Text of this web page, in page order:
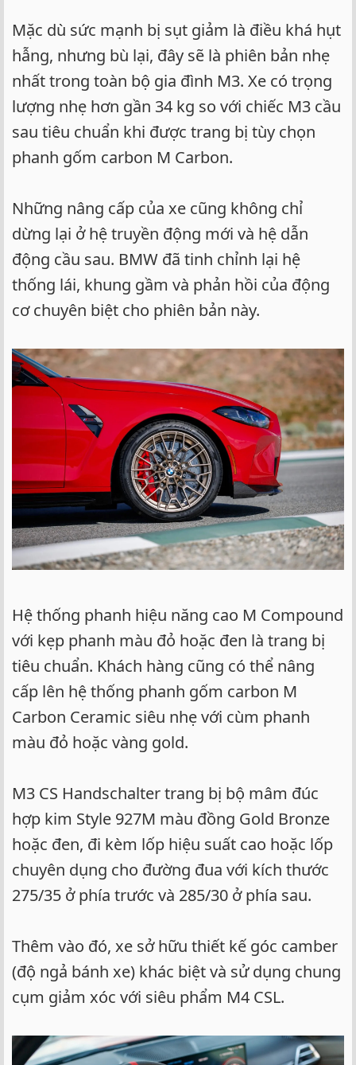
Mặc dù sức mạnh bị sụt giảm là điều khá hụt
hẫng, nhưng bù lại, đây sẽ là phiên bản nhẹ
nhất trong toàn bộ gia đình M3. Xe có trọng
lượng nhẹ hơn gần 34 kg so với chiếc M3 cầu
sau tiêu chuẩn khi được trang bị tùy chọn
phanh gốm carbon M Carbon.
Những nâng cấp của xe cũng không chỉ
dừng lại ở hệ truyền động mới và hệ dẫn
động cầu sau. BMW đã tinh chỉnh lại hệ
thống lái, khung gầm và phản hồi của động
cơ chuyên biệt cho phiên bản này.
Hệ thống phanh hiệu năng cao M Compound
với kẹp phanh màu đỏ hoặc đen là trang bị
tiêu chuẩn. Khách hàng cũng có thể nâng
cấp lên hệ thống phanh gốm carbon M
Carbon Ceramic siêu nhẹ với cùm phanh
màu đỏ hoặc vàng gold.
M3 CS Handschalter trang bị bộ mâm đúc
hợp kim Style 927M màu đồng Gold Bronze
hoặc đen, đi kèm lốp hiệu suất cao hoặc lốp
chuyên dụng cho đường đua với kích thước
275/35 ở phía trước và 285/30 ở phía sau.
Thêm vào đó, xe sở hữu thiết kế góc camber
(độ ngả bánh xe) khác biệt và sử dụng chung
cụm giảm xóc với siêu phẩm M4 CSL.